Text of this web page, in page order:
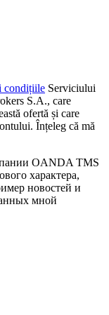
condițiile Serviciului
S.A., care
ofertă și care
Înțeleg că mă
OANDA TMS
характера,
новостей и
мной